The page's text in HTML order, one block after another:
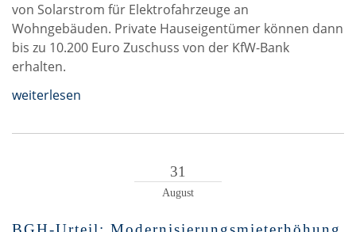
von Solarstrom für Elektrofahrzeuge an
Wohngebäuden. Private Hauseigentümer können dann
bis zu 10.200 Euro Zuschuss von der KfW-Bank
erhalten.
weiterlesen
31
August